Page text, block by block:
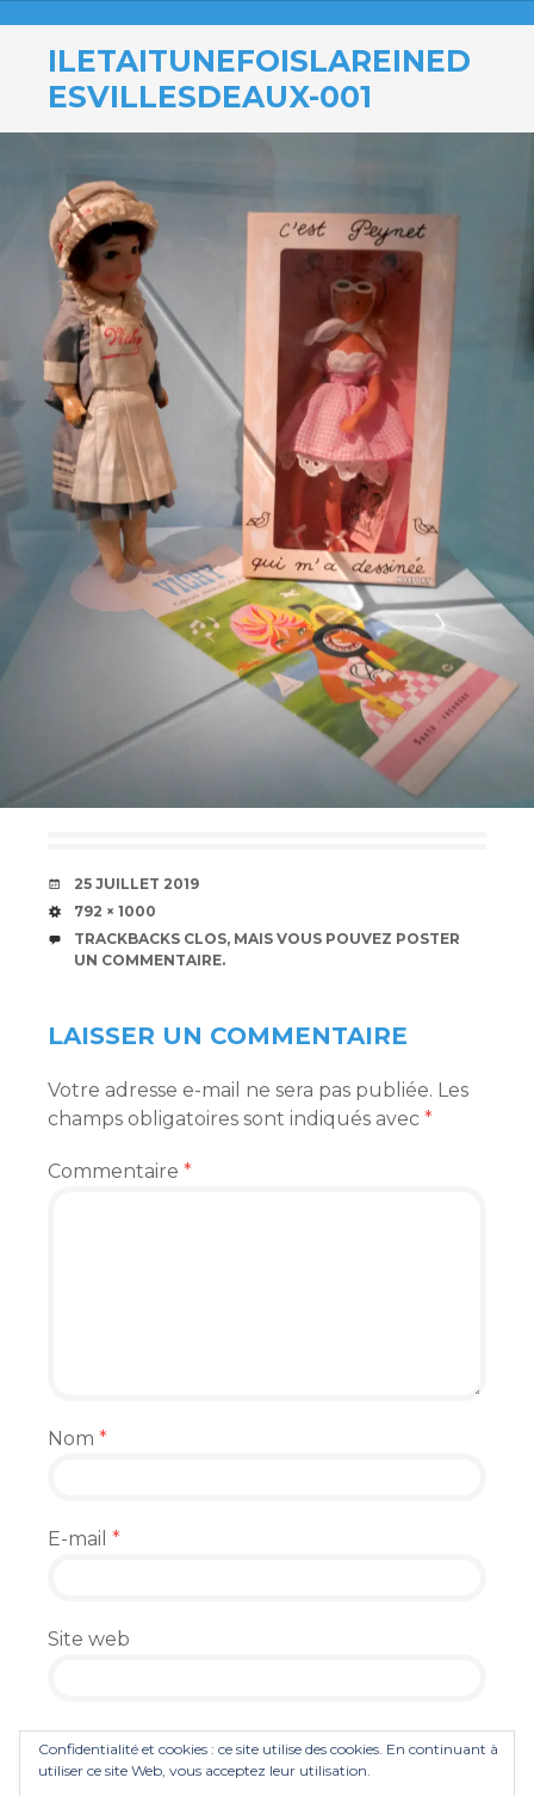
ILETAITUNEFOISLAREINED
ESVILLESDEAUX-001
DATE
25 JUILLET 2019
TAILLE
792 × 1000
TRACKBACKS CLOS, MAIS VOUS POUVEZ POSTER
UN COMMENTAIRE.
LAISSER UN COMMENTAIRE
Votre adresse e-mail ne sera pas publiée. Les
champs obligatoires sont indiqués avec *
Commentaire *
Nom *
E-mail *
Site web
Enregistrer mon nom, mon e-mail et mon
site dans le navigateur pour mon prochain
Confidentialité et cookies : ce site utilise des cookies. En continuant à
utiliser ce site Web, vous acceptez leur utilisation.